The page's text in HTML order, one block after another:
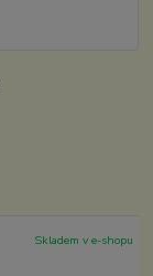
Skladem v e-shopu